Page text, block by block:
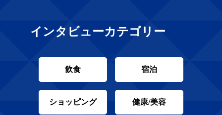
インタビューカテゴリー
飲食 宿泊
ショッピング 健康/美容